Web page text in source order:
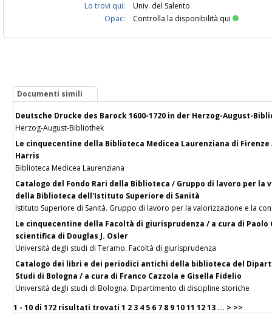
Lo trovi qui:
Univ. del Salento
Opac:
Controlla la disponibilità qui
Documenti simili
Deutsche Drucke des Barock 1600-1720 in der Herzog-August-
Herzog-August-Bibliothek
Le cinquecentine della Biblioteca Medicea Laurenziana di
Harris
Biblioteca Medicea Laurenziana
Catalogo del Fondo Rari della Biblioteca / Gruppo di lavoro per la
della Biblioteca dell'Istituto Superiore di Sanità
Istituto Superiore di Sanità. Gruppo di lavoro per la valorizzazione e la
Le cinquecentine della Facoltà di giurisprudenza / a cura di
scientifica di Douglas J. Osler
Università degli studi di Teramo. Facoltà di giurisprudenza
Catalogo dei libri e dei periodici antichi della biblioteca del
Studi di Bologna / a cura di Franco Cazzola e Gisella Fidelio
Università degli studi di Bologna. Dipartimento di discipline storiche
1 - 10 di 172 risultati trovati 1 2 3 4 5 6 7 8 91011 1213 ... > >>